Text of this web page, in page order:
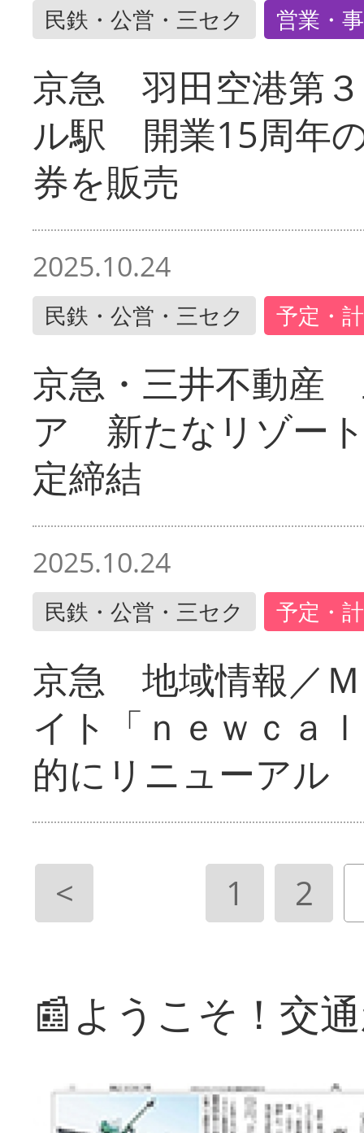
民鉄・公営・三セク 営業・
京急 羽田空港第
ル駅 開業15周年
券を販売
2025.10.24
民鉄・公営・三セク 予定・
京急・三井不動産
ア 新たなリゾー
定締結
2025.10.24
民鉄・公営・三セク 予定・
京急 地域情報／
イト「ｎｅｗｃａ
的にリニューアル
< 1 2
📰ようこそ！交